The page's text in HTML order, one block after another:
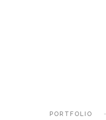
PORTFOLIO